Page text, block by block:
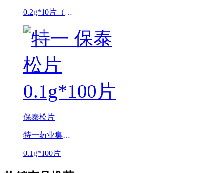
0.2g*10片（华意）
保泰松片
特一药业集团股份有限公司（原广东台城制药股份有限公司）
0.1g*100片